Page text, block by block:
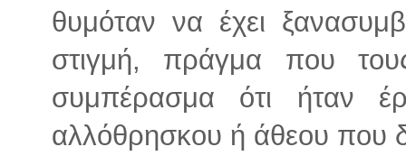
θυμόταν να έχει
στιγμή, πράγμα που
συμπέρασμα ότι ήταν
αλλόθρησκου ή άθεου που